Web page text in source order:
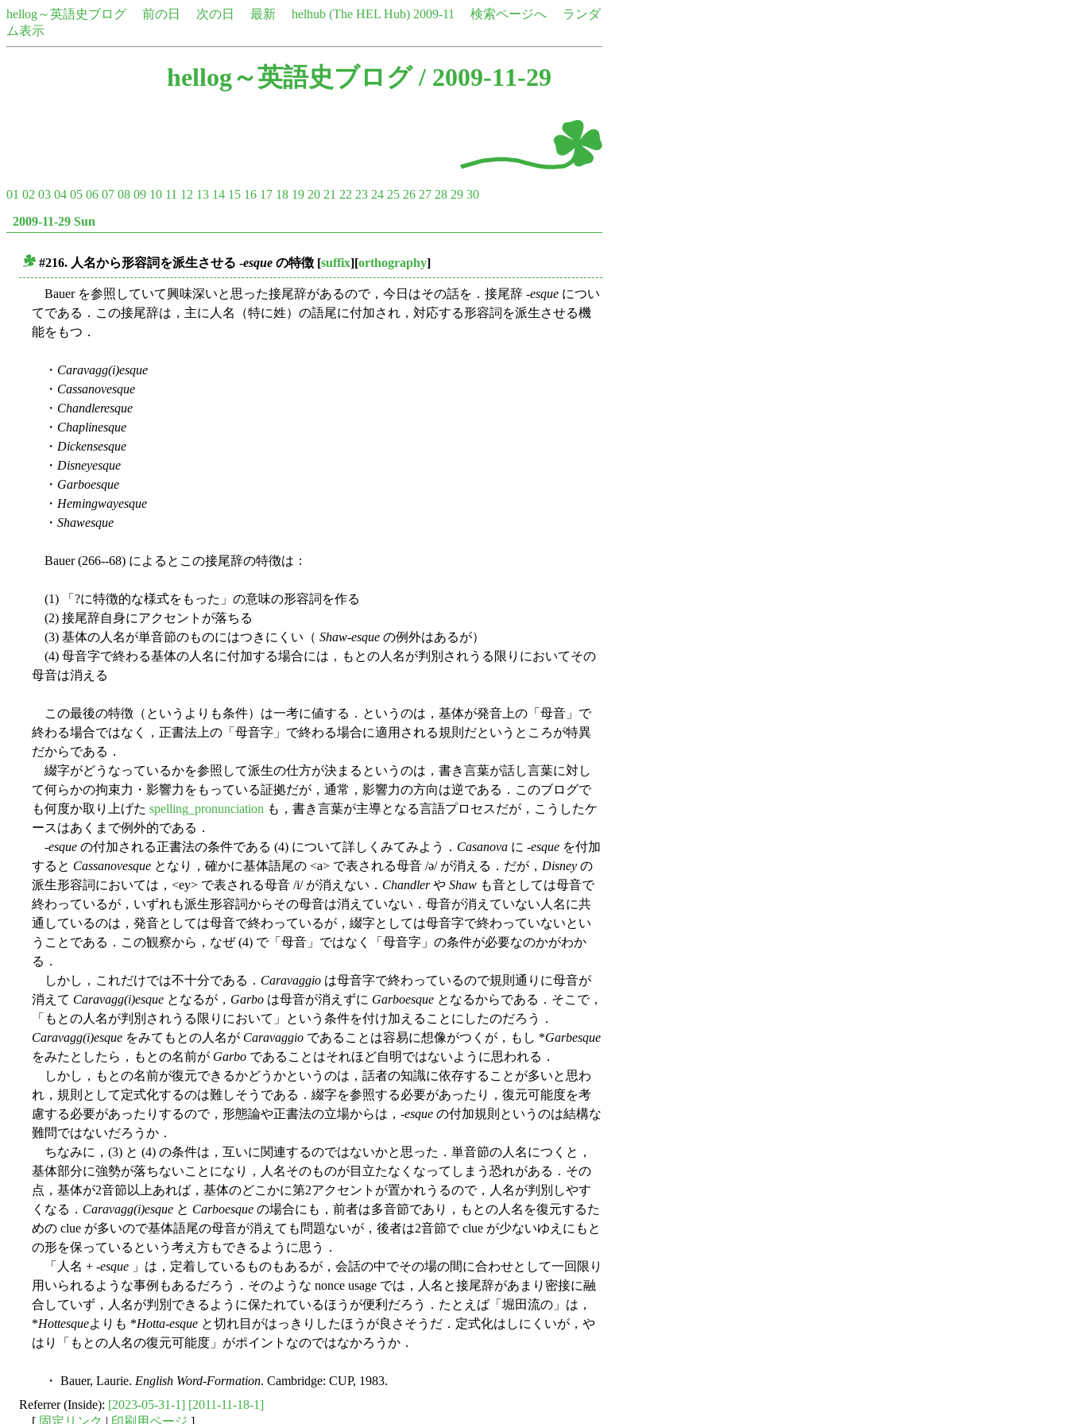
hellog～英語史ブログ 前の日 次の日 最新 helhub (The HEL Hub) 2009-11 検索ページへ
ランダ
ム表示
hellog～英語史ブログ/ 2009-11-29
01 02 03 04 05 06 07 08 09 10 11 12 13 14 15 16 17 18 19 20 21 22 23 24 25 26 27 28 29 30
2009-11-29 Sun
#216. 人名から形容詞を派生させる -esque の特徴 [suffix][orthography]
Bauer を参照していて興味深いと思った接尾辞があるので，今日はその話を．接尾辞 -esque につい
てである．この接尾辞は，主に人名（特に姓）の語尾に付加され，対応する形容詞を派生させる機
能をもつ．
・ Caravagg(i)esque
・ Cassanovesque
・ Chandleresque
・ Chaplinesque
・ Dickensesque
・ Disneyesque
・ Garboesque
・ Hemingwayesque
・ Shawesque
Bauer (266--68) によるとこの接尾辞の特徴は：
(1) 「?に特徴的な様式をもった」の意味の形容詞を作る
(2) 接尾辞自身にアクセントが落ちる
(3) 基体の人名が単音節のものにはつきにくい（ Shaw-esque の例外はあるが）
(4) 母音字で終わる基体の人名に付加する場合には，もとの人名が判別されうる限りにおいてその
母音は消える
この最後の特徴（というよりも条件）は一考に値する．というのは，基体が発音上の「母音」で
終わる場合ではなく，正書法上の「母音字」で終わる場合に適用される規則だというところが特異
だからである．
綴字がどうなっているかを参照して派生の仕方が決まるというのは，書き言葉が話し言葉に対し
て何らかの拘束力・影響力をもっている証拠だが，通常，影響力の方向は逆である．このブログで
も何度か取り上げた spelling_pronunciation も，書き言葉が主導となる言語プロセスだが，こうしたケ
ースはあくまで例外的である．
-esque の付加される正書法の条件である (4) について詳しくみてみよう． Casanova に -esque を付加
すると Cassanovesque となり，確かに基体語尾の <a> で表される母音 /ə/ が消える．だが， Disney の
派生形容詞においては，<ey> で表される母音 /i/ が消えない． Chandlerや Shaw も音としては母音で
終わっているが，いずれも派生形容詞からその母音は消えていない．母音が消えていない人名に共
通しているのは，発音としては母音で終わっているが，綴字としては母音字で終わっていないとい
うことである．この観察から，なぜ (4) で「母音」ではなく「母音字」の条件が必要なのかがわか
る．
しかし，これだけでは不十分である． Caravaggio は母音字で終わっているので規則通りに母音が
消えて Caravagg(i)esque となるが， Garbo は母音が消えずに Garboesque となるからである．そこで，
「もとの人名が判別されうる限りにおいて」という条件を付け加えることにしたのだろう．
Caravagg(i)esque をみてもとの人名が Caravaggio であることは容易に想像がつくが，もし *Garbesque
をみたとしたら，もとの名前が Garbo であることはそれほど自明ではないように思われる．
しかし，もとの名前が復元できるかどうかというのは，話者の知識に依存することが多いと思わ
れ，規則として定式化するのは難しそうである．綴字を参照する必要があったり，復元可能度を考
慮する必要があったりするので，形態論や正書法の立場からは，-esque の付加規則というのは結構な
難問ではないだろうか．
ちなみに，(3) と (4) の条件は，互いに関連するのではないかと思った．単音節の人名につくと，
基体部分に強勢が落ちないことになり，人名そのものが目立たなくなってしまう恐れがある．その
点，基体が2音節以上あれば，基体のどこかに第2アクセントが置かれうるので，人名が判別しやす
くなる． Caravagg(i)esque と Carboesque の場合にも，前者は多音節であり，もとの人名を復元するた
めの clue が多いので基体語尾の母音が消えても問題ないが，後者は2音節で clue が少ないゆえにもと
の形を保っているという考え方もできるように思う．
「人名 + -esque 」は，定着しているものもあるが，会話の中でその場の間に合わせとして一回限り
用いられるような事例もあるだろう．そのような nonce usage では，人名と接尾辞があまり密接に融
合していず，人名が判別できるように保たれているほうが便利だろう．たとえば「堀田流の」は，
*Hottesqueよりも *Hotta-esque と切れ目がはっきりしたほうが良さそうだ．定式化はしにくいが，や
はり「もとの人名の復元可能度」がポイントなのではなかろうか．
・ Bauer, Laurie. English Word-Formation. Cambridge: CUP, 1983.
Referrer (Inside): [2023-05-31-1] [2011-11-18-1]
[ 固定リンク | 印刷用ページ ]